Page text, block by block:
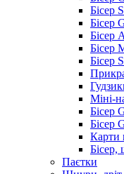
Бісер
Бісер
Бісер
Бісер
Бісер
Міні-
Бісер
Бісер
Карти
Бісер,
Паєтки